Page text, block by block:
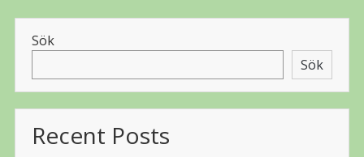
Sök
Sök
Recent Posts